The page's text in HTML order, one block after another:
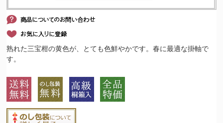
熟れた三宝柑の黄色が、とても色鮮やかです。春に最適な掛軸で
す。